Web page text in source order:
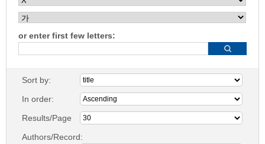
or enter first few letters:
Sort by:
In order:
Results/Page
Authors/Record: